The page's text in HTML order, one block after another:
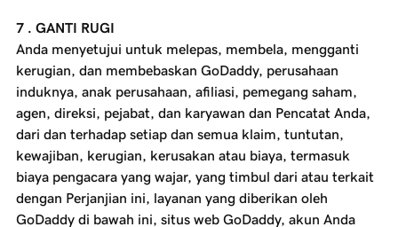
7 . GANTI RUGI
Anda menyetujui untuk melepas, membela, mengganti
kerugian, dan membebaskan GoDaddy, perusahaan
induknya, anak perusahaan, afiliasi, pemegang saham,
agen, direksi, pejabat, dan karyawan dan Pencatat Anda,
dari dan terhadap setiap dan semua klaim, tuntutan,
kewajiban, kerugian, kerusakan atau biaya, termasuk
biaya pengacara yang wajar, yang timbul dari atau terkait
dengan Perjanjian ini, layanan yang diberikan oleh
GoDaddy di bawah ini, situs web GoDaddy, akun Anda